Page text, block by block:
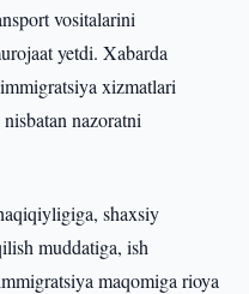
vositalarini
yetdi. Xabarda
xizmatlari
nazoratni
shaxsiy
muddatiga, ish
maqomiga rioya